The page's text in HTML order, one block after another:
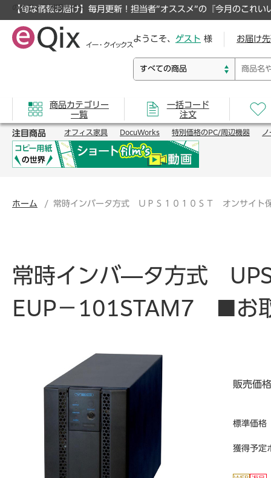
【旬な情報お届け】毎月更新！担当者”オススメ”の『今月のこれい
のオフィス通販サイト
ようこそ、 ゲスト 様 お届け
商品カテゴリー
一覧
一括コード
注文
注目商品 オフィス家具 DocuWorks 特別価格のPC/周辺機器 ノ
ホーム 常時インバータ方式 ＵＰＳ１０１０ＳＴ オンサイ
常時インバ―タ方式
EUP－101STAM7 ■お
販売価格
標準価格
獲得予定